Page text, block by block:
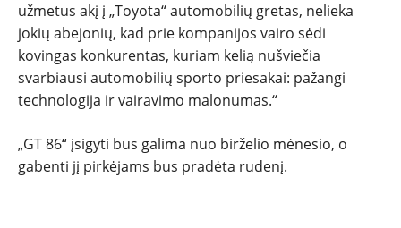
užmetus akį į „Toyota“ automobilių gretas, nelieka
jokių abejonių, kad prie kompanijos vairo sėdi
kovingas konkurentas, kuriam kelią nušviečia
svarbiausi automobilių sporto priesakai: pažangi
technologija ir vairavimo malonumas.“
„GT 86“ įsigyti bus galima nuo birželio mėnesio, o
gabenti jį pirkėjams bus pradėta rudenį.